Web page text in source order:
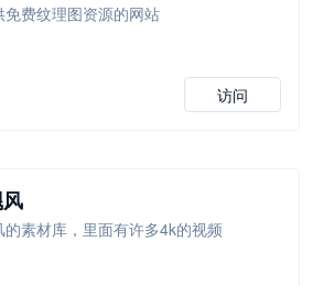
免费纹理图资源的网站
访问
的素材库，里面有许多4k的视频